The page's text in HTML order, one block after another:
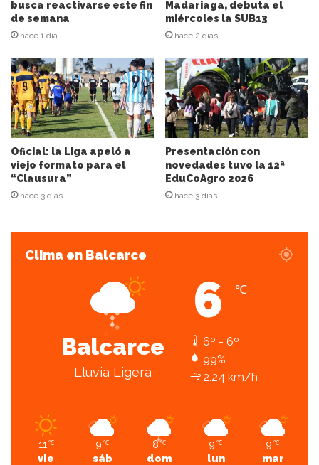
n
d
c
o
r
r
e
o
e
l
e
c
n
busca reactivarse este fin
de semana
hace 1 día
Madariaga, debuta el
miércoles la SUB13
hace 2 días
Oficial: la Liga apeló a
viejo formato para el
“Clausura”
hace 3 días
Presentación con
novedades tuvo la 12ª
EduCoAgro 2026
hace 3 días
Clima en Balcarce
Balcarce
Lluvia Ligera
6 ℃
6º - 6º
99%
2.24 km/h
11 ℃
vie
9 ℃
sáb
8 ℃
dom
9 ℃
lun
9 ℃
mar